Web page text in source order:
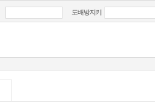
도배방지키